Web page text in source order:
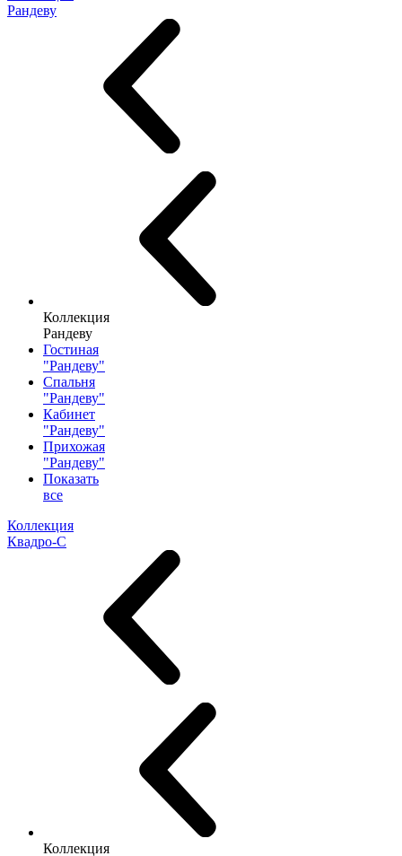
Рандеву
Коллекция
Рандеву
Гостиная
"Рандеву"
Спальня
"Рандеву"
Кабинет
"Рандеву"
Прихожая
"Рандеву"
Показать
все
Коллекция
Квадро-С
Коллекция